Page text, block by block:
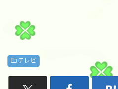
テレビ